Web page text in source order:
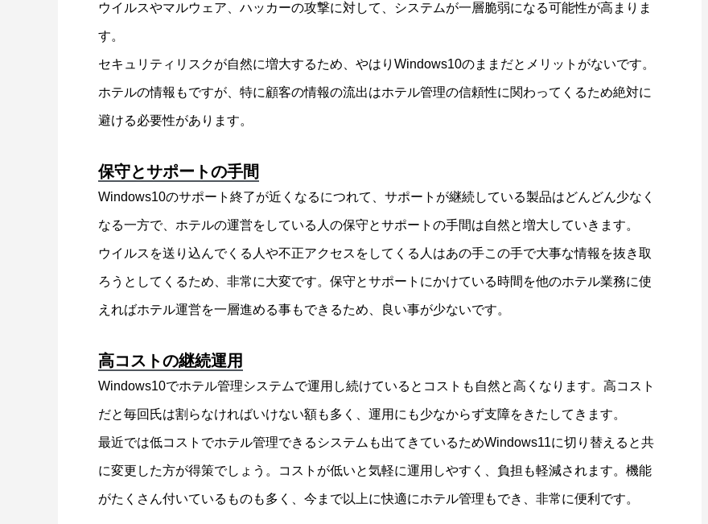
ウイルスやマルウェア、ハッカーの攻撃に対して、システムが一層脆弱になる可能性が高まりま
す。
セキュリティリスクが自然に増大するため、やはりWindows10のままだとメリットがないです。
ホテルの情報もですが、特に顧客の情報の流出はホテル管理の信頼性に関わってくるため絶対に
避ける必要性があります。
保守とサポートの手間
Windows10のサポート終了が近くなるにつれて、サポートが継続している製品はどんどん少なく
なる一方で、ホテルの運営をしている人の保守とサポートの手間は自然と増大していきます。
ウイルスを送り込んでくる人や不正アクセスをしてくる人はあの手この手で大事な情報を抜き取
ろうとしてくるため、非常に大変です。保守とサポートにかけている時間を他のホテル業務に使
えればホテル運営を一層進める事もできるため、良い事が少ないです。
高コストの継続運用
Windows10でホテル管理システムで運用し続けているとコストも自然と高くなります。高コスト
だと毎回氏は割らなければいけない額も多く、運用にも少なからず支障をきたしてきます。
最近では低コストでホテル管理できるシステムも出てきているためWindows11に切り替えると共
に変更した方が得策でしょう。コストが低いと気軽に運用しやすく、負担も軽減されます。機能
がたくさん付いているものも多く、今まで以上に快適にホテル管理もでき、非常に便利です。